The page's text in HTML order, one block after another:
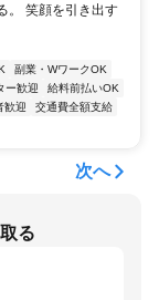
。 笑顔を引き出す
副業・WワークOK
ー歓迎
給料前払いOK
歓迎
交通費全額支給
次へ
る